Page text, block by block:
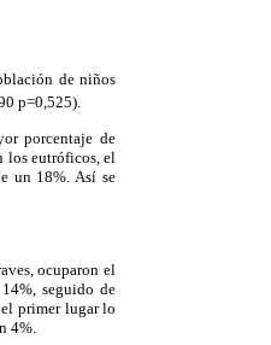
de niños
p=0,525).
porcentaje de
los eutróficos, el
un 18%. Así se
ocuparon el
seguido de
primer lugar lo
4%.